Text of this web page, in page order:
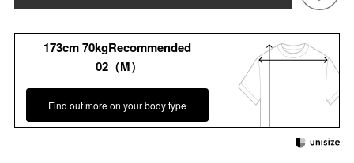
173cm 70kgRecommended
02（M）
Find out more on your body type